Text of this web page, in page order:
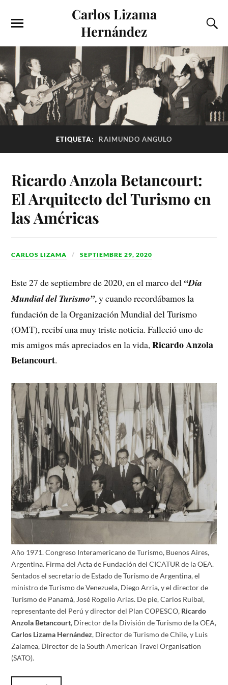
Carlos Lizama
Hernández
ETIQUETA: RAIMUNDO ANGULO
Ricardo Anzola Betancourt:
El Arquitecto del Turismo en
las Américas
CARLOS LIZAMA SEPTIEMBRE 29, 2020
Este 27 de septiembre de 2020, en el marco del “Día
Mundial del Turismo”, y cuando recordábamos la
fundación de la Organización Mundial del Turismo
(OMT), recibí una muy triste noticia. Falleció uno de
mis amigos más apreciados en la vida,Ricardo Anzola
Betancourt.
Año 1971. Congreso Interamericano de Turismo, Buenos Aires,
Argentina. Firma del Acta de Fundación del CICATUR de la OEA.
Sentados el secretario de Estado de Turismo de Argentina, el
ministro de Turismo de Venezuela, Diego Arria, y el director de
Turismo de Panamá, José Rogelio Arias. De pie, Carlos Ruibal,
representante del Perú y director del Plan COPESCO, Ricardo
Anzola Betancourt, Director de la División de Turismo de la OEA,
Carlos Lizama Hernández, Director de Turismo de Chile, y Luis
Zalamea, Director de la South American Travel Organisation
(SATO).